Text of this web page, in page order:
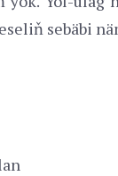
sebäbi